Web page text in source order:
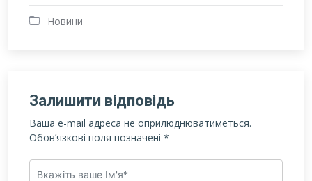
Новини
Залишити відповідь
Ваша e-mail адреса не оприлюднюватиметься.
Обов’язкові поля позначені *